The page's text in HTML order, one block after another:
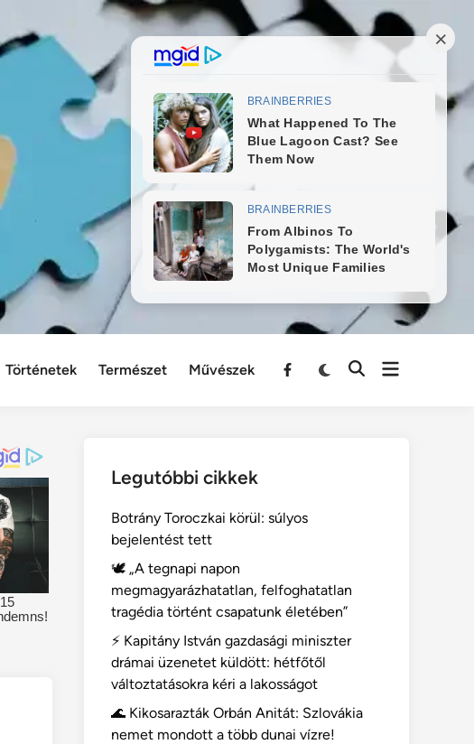
Történetek Természet Művészek
Menu
Legutóbbi cikkek
Botrány Toroczkai körül: súlyos
bejelentést tett
🕊️ „A tegnapi napon
megmagyarázhatatlan, felfoghatatlan
tragédia történt csapatunk életében”
⚡ Kapitány István gazdasági miniszter
drámai üzenetet küldött: hétfőtől
változtatásokra kéri a lakosságot
🌊 Kikosarazták Orbán Anitát: Szlovákia
nemet mondott a több dunai vízre!